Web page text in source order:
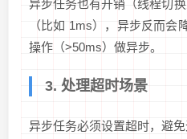
异步任务也有开销（线程切
（比如 1ms），异步反而
操作（>50ms）做异步。
3. 处理超时场景
异步任务必须设置超时，避免